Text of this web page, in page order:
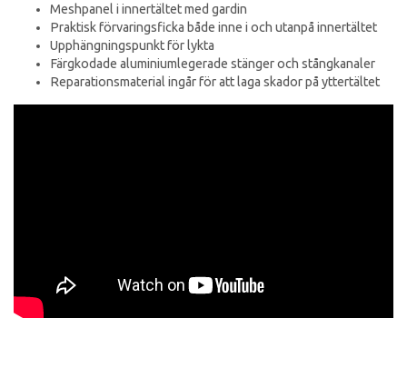
Meshpanel i innertältet med gardin
Praktisk förvaringsficka både inne i och utanpå innertältet
Upphängningspunkt för lykta
Färgkodade aluminiumlegerade stänger och stångkanaler
Reparationsmaterial ingår för att laga skador på yttertältet